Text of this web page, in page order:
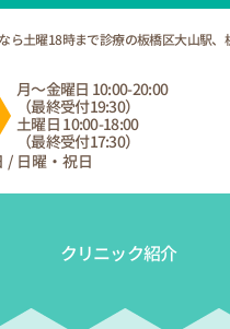
ら土曜18時まで診療の板橋区大山駅、
月〜金曜日 10:00-20:00
（最終受付19:30）
土曜日 10:00-18:00
（最終受付17:30）
/ 日曜・祝日
クリニック紹介